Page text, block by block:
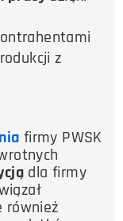
z
firmy PWSK
dla firmy
również